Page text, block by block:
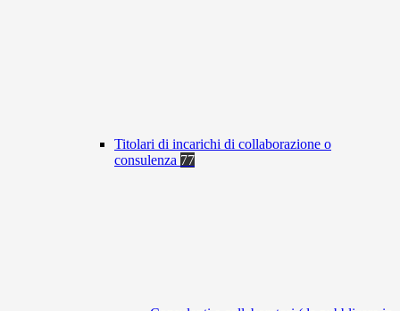
Titolari di incarichi di collaborazione o
consulenza 77